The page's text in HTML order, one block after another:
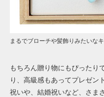
まるでブローチや髪飾りみたいなキ
もちろん贈り物にもぴったり
り、高級感もあってプレゼン
祝いや、結婚祝いなど、さま